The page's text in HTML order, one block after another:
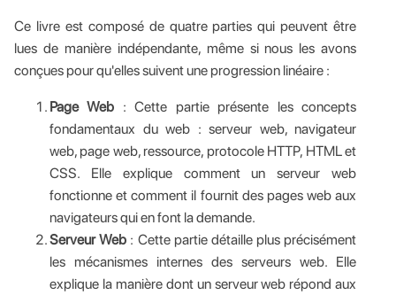
Ce livre est composé de quatre parties qui peuvent être
lues de manière indépendante, même si nous les avons
conçues pour qu'elles suivent une progression linéaire :
Page Web : Cette partie présente les concepts
fondamentaux du web : serveur web, navigateur
web, page web, ressource, protocole HTTP, HTML et
CSS. Elle explique comment un serveur web
fonctionne et comment il fournit des pages web aux
navigateurs qui en font la demande.
Serveur Web : Cette partie détaille plus précisément
les mécanismes internes des serveurs web. Elle
explique la manière dont un serveur web répond aux